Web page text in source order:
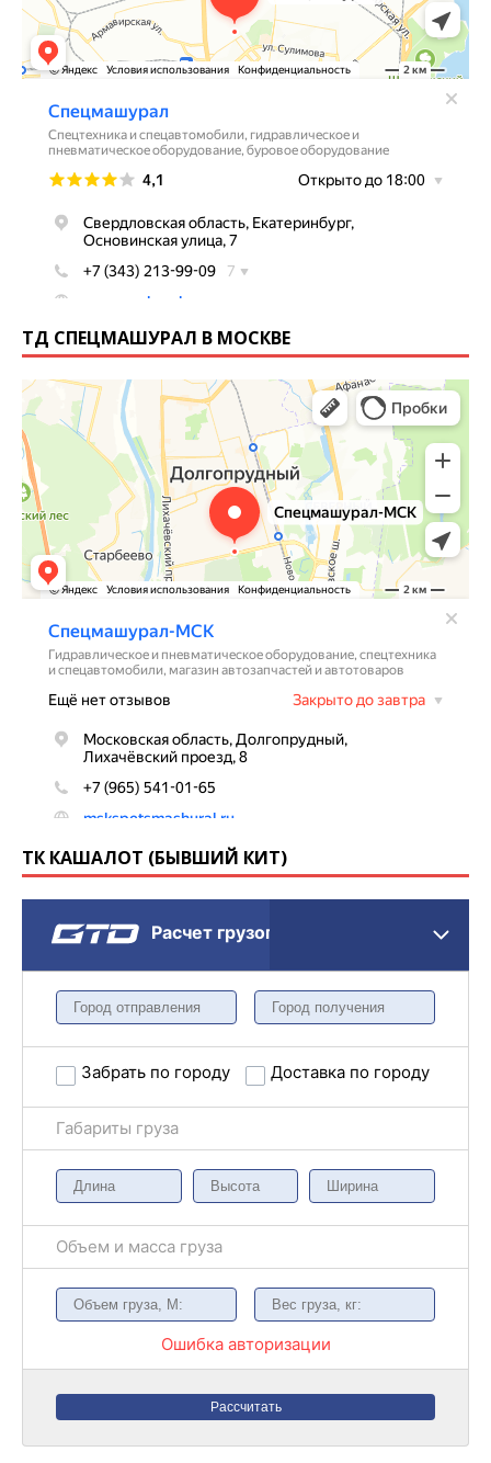
ТД СПЕЦМАШУРАЛ В МОСКВЕ
ТК КАШАЛОТ (БЫВШИЙ КИТ)
Расчет грузоперевозки
Забрать по городу Доставка по городу
Габариты груза
Объем и масса груза
Ошибка авторизации
Рассчитать